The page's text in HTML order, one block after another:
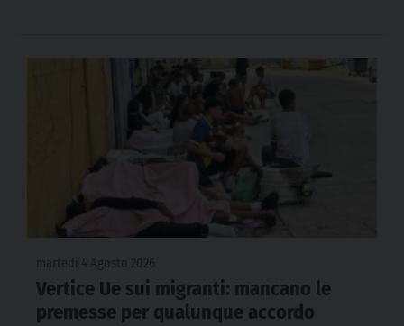
Vertice Ue sui migranti: mancano le
premesse per qualunque accordo